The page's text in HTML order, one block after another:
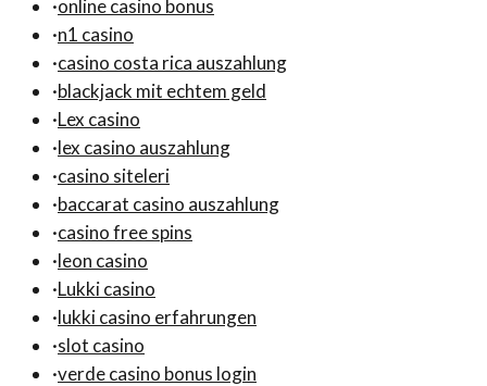
·online casino bonus
·n1 casino
·casino costa rica auszahlung
·blackjack mit echtem geld
·Lex casino
·lex casino auszahlung
·casino siteleri
·baccarat casino auszahlung
·casino free spins
·leon casino
·Lukki casino
·lukki casino erfahrungen
·slot casino
·verde casino bonus login